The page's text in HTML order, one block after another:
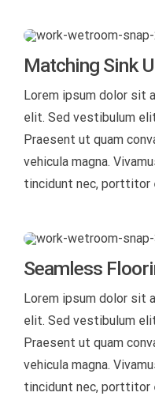
Matching Sink
Lorem ipsum dolor sit
elit. Sed vestibulum
Praesent ut quam
vehicula magna.
tincidunt nec, porttitor
Seamless
Lorem ipsum dolor sit
elit. Sed vestibulum
Praesent ut quam
vehicula magna.
tincidunt nec, porttitor